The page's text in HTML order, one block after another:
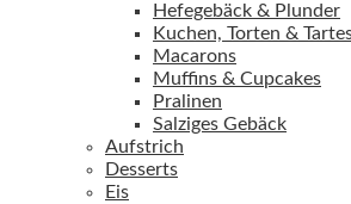
Hefegebäck & Plunder
Kuchen, Torten &
Macarons
Muffins & Cupcakes
Pralinen
Salziges Gebäck
Aufstrich
Desserts
Eis